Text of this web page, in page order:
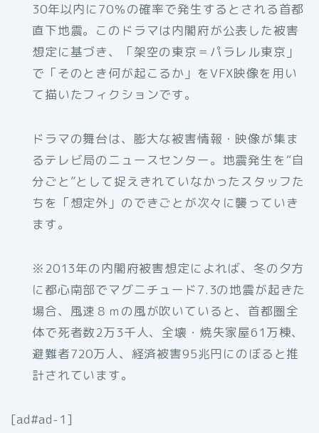
30年以内に70％の確率で発生するとされる首都
直下地震。このドラマは内閣府が公表した被害
想定に基づき、「架空の東京＝パラレル東京」
で「そのとき何が起こるか」をVFX映像を用い
て描いたフィクションです。
ドラマの舞台は、膨大な被害情報・映像が集ま
るテレビ局のニュースセンター。地震発生を“自
分ごと”として捉えきれていなかったスタッフた
ちを「想定外」のできごとが次々に襲っていき
ます。
※2013年の内閣府被害想定によれば、冬の夕方
に都心南部でマグニチュード7.3の地震が起きた
場合、風速８ｍの風が吹いていると、首都圏全
体で死者数2万3千人、全壊・焼失家屋61万棟、
避難者720万人、経済被害95兆円にのぼると推
計されています。
[ad#ad-1]